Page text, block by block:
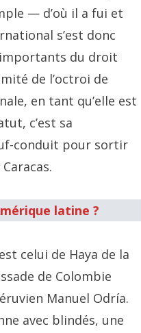
— d’où il a fui et
s’est donc
du droit
de l’octroi de
en tant qu’elle est
c’est sa
conduit pour sortir
latine ?
celui de Haya de la
de Colombie
Manuel Odría.
avec blindés, une